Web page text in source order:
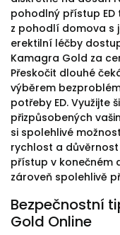
pohodlný přístup
z pohodlí domova s
erektilní léčby
Kamagra Gold za
Přeskočit dlouhé
výběrem
potřeby ED. Využijte
přizpůsobených
si spolehlivé
rychlost a
přístup v konečném
zároveň spolehlivě
Bezpečnostní
Gold Online